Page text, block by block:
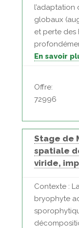
globaux
et perte des
En savoir
Offre:
72996
Stage de
spatiale
viride,
Contexte :
bryophyte